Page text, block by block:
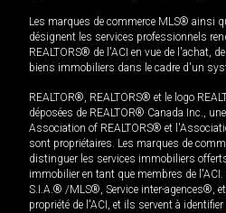
Les marques de commerce MLS® ainsi
désignent les services professionnels
REALTORS® de l'ACI en vue de l'achat,
biens immobiliers dans le cadre d'un
REALTOR®, REALTORS® et le logo
déposées de REALTOR® Canada Inc.,
Association of REALTORS® et
sont propriétaires. Les marques de
distinguer les services immobiliers
immobilier en tant que membres de
S.I.A.® /MLS®, Service inter-agences®,
propriété de l'ACI, et ils servent à